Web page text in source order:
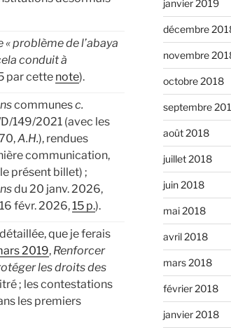
« problème de l’abaya
conduit à
par cette note).
communesc.
149/2021 (avec les
A.H.), rendues
communication,
présent billet) ;
du 20 janv. 2026,
févr. 2026,15 p.).
que je ferais
2019, Renforcer
les droits des
; les contestations
les premiers
janvier 2019
décembre
novembre
octobre 2018
septembre
août 2018
juillet 2018
juin 2018
mai 2018
avril 2018
mars 2018
février 2018
janvier 2018